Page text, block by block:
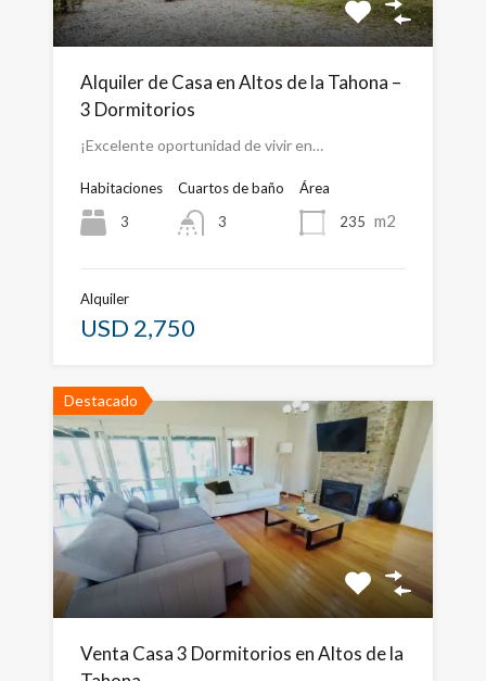
Alquiler de Casa en Altos de la Tahona –
3 Dormitorios
¡Excelente oportunidad de vivir en…
Habitaciones
3
Cuartos de baño
3
Área
235 m2
Alquiler
USD 2,750
Destacado
Venta Casa 3 Dormitorios en Altos de la